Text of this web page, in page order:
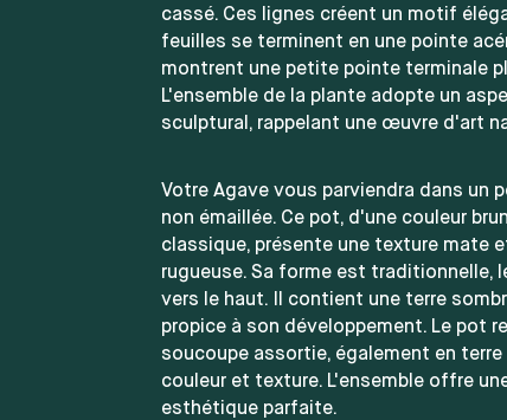
cassé. Ces lignes créent un motif
feuilles se terminent en une pointe
montrent une petite pointe terminale
L'ensemble de la plante adopte un
sculptural, rappelant une œuvre d'art
Votre Agave vous parviendra dans un
non émaillée. Ce pot, d'une couleur
classique, présente une texture mate
rugueuse. Sa forme est traditionnelle,
vers le haut. Il contient une terre
propice à son développement. Le pot
soucoupe assortie, également en
couleur et texture. L'ensemble offre
esthétique parfaite.